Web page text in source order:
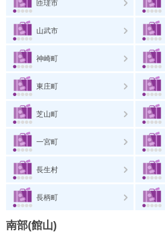
匝瑳市
山武市
神崎町
東庄町
芝山町
一宮町
長生村
長柄町
南部(館山)